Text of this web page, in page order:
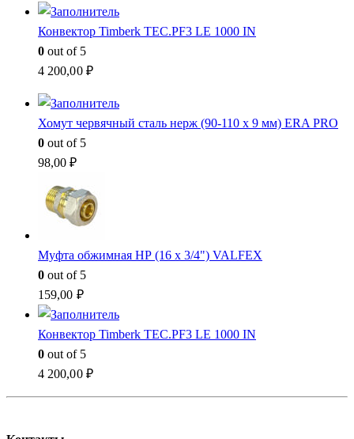
Конвектор Timberk TEC.PF3 LE 1000 IN
0 out of 5
4 200,00 ₽
Хомут червячный сталь нерж (90-110 x 9 мм) ERA PRO
0 out of 5
98,00₽
Муфта обжимная НР (16 x 3/4") VALFEX
0 out of 5
159,00 ₽
Конвектор Timberk TEC.PF3 LE 1000 IN
0 out of 5
4 200,00 ₽